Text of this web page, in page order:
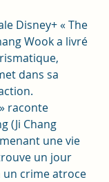
Disney+ « The
Wook a livré
dans sa
raconte
(Ji Chang
une vie
un jour
crime atroce